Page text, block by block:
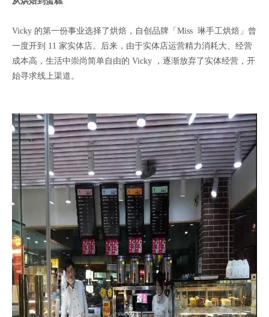
Vicky 的第一份事业选择了烘焙，自创品牌「Miss 琳手工烘焙」曾
一度开到 11 家实体店。后来，由于实体店运营精力消耗大、经营
成本高，生活中崇尚简单自由的 Vicky ，逐渐放弃了实体经营，开
始寻求线上渠道。